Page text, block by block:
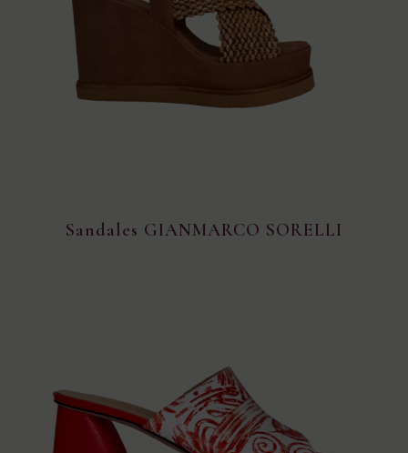
Sandales GIANMARCO SORELLI